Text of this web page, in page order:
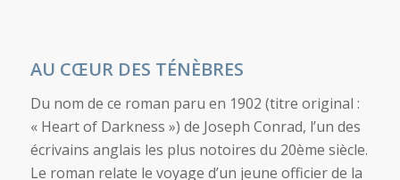
AU CŒUR DES TÉNÈBRES
Du nom de ce roman paru en 1902 (titre original :
« Heart of Darkness ») de Joseph Conrad, l’un des
écrivains anglais les plus notoires du 20ème siècle.
Le roman relate le voyage d’un jeune officier de la